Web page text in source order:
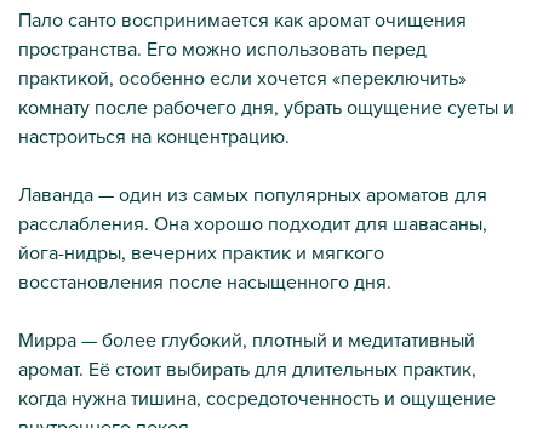
Пало санто воспринимается как аромат очищения
пространства. Его можно использовать перед
практикой, особенно если хочется «переключить»
комнату после рабочего дня, убрать ощущение суеты и
настроиться на концентрацию.
Лаванда — один из самых популярных ароматов для
расслабления. Она хорошо подходит для шавасаны,
йога-нидры, вечерних практик и мягкого
восстановления после насыщенного дня.
Мирра — более глубокий, плотный и медитативный
аромат. Её стоит выбирать для длительных практик,
когда нужна тишина, сосредоточенность и ощущение